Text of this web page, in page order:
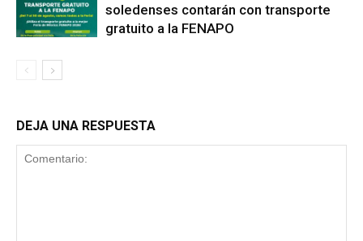
soledenses contarán con transporte
gratuito a la FENAPO
DEJA UNA RESPUESTA